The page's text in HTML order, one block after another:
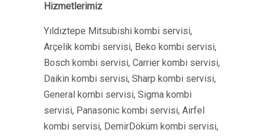
Hizmetlerimiz
Yıldıztepe Mitsubishi kombi servisi,
Arçelik kombi servisi, Beko kombi servisi,
Bosch kombi servisi, Carrier kombi servisi,
Daikin kombi servisi, Sharp kombi servisi,
General kombi servisi, Sigma kombi
servisi, Panasonic kombi servisi, Airfel
kombi servisi, DemirDöküm kombi servisi,